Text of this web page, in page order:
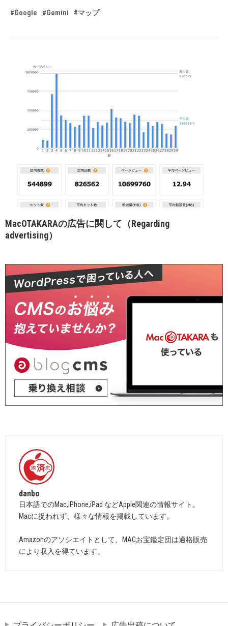
#Google #Gemini #マップ
MacOTAKARAの広告に関して（Regarding
advertising）
danbo
日本語でのMac,iPhone,iPad などApple関連の情報サイト。
Macに捉われず、様々な情報を掲載しています。
Amazonのアソシエイトとして、MACお宝鑑定団は適格販売
により収入を得ています。